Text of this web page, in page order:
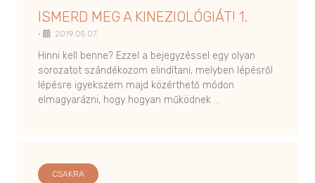
ISMERD MEG A KINEZIOLÓGIÁT! 1.
• 2019.05.07.
Hinni kell benne? Ezzel a bejegyzéssel egy olyan
sorozatot szándékozom elindítani, melyben lépésről
lépésre igyekszem majd közérthető módon
elmagyarázni, hogy hogyan működnek …
CSAKRA